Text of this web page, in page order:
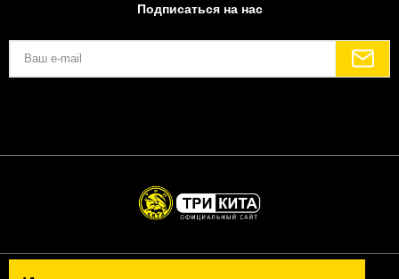
Подписаться на нас